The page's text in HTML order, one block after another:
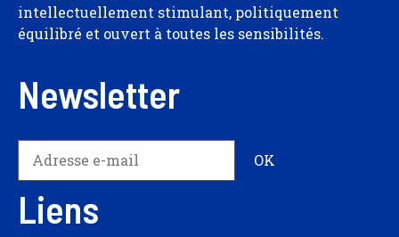
intellectuellement stimulant, politiquement
équilibré et ouvert à toutes les sensibilités.
Newsletter
Liens